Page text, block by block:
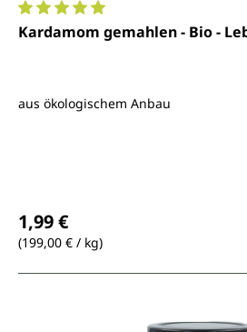
Durchschnittliche Bewertung
Kardamom gemahlen - Bio -
aus ökologischem Anbau
1,99 €
(199,00 € / kg)